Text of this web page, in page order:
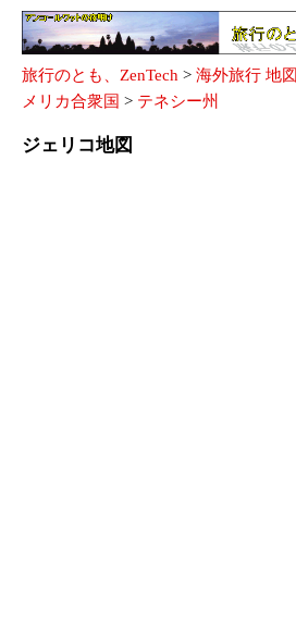
旅行のとも、ZenTech > 海外旅行 地図
メリカ合衆国 > テネシー州
ジェリコ地図